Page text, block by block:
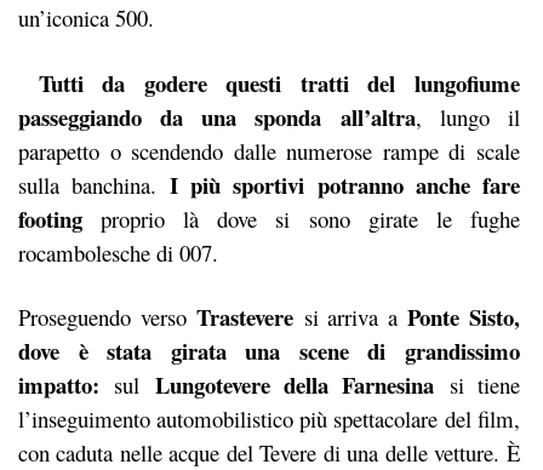
un’iconica 500.
Tutti da godere questi tratti del lungofiume
passeggiando da una sponda all’altra, lungo il
parapetto o scendendo dalle numerose rampe di scale
sulla banchina.I più sportivi potranno anche fare
footingproprio là dove si sono girate le fughe
rocambolesche di 007.
Proseguendo versoTrastevere si arriva aPonte Sisto,
dove è stata girata una scene di grandissimo
impatto: sul Lungotevere della Farnesina si tiene
l’inseguimento automobilistico più spettacolare del film,
con caduta nelle acque del Tevere di una delle vetture. È